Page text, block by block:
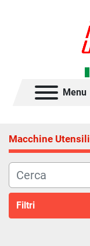
Menu
Macchine Utensili
Filtri